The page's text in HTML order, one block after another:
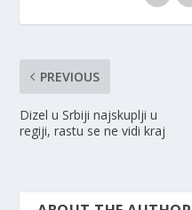
PREVIOUS
Dizel u Srbiji najskuplji u
regiji, rastu se ne vidi kraj